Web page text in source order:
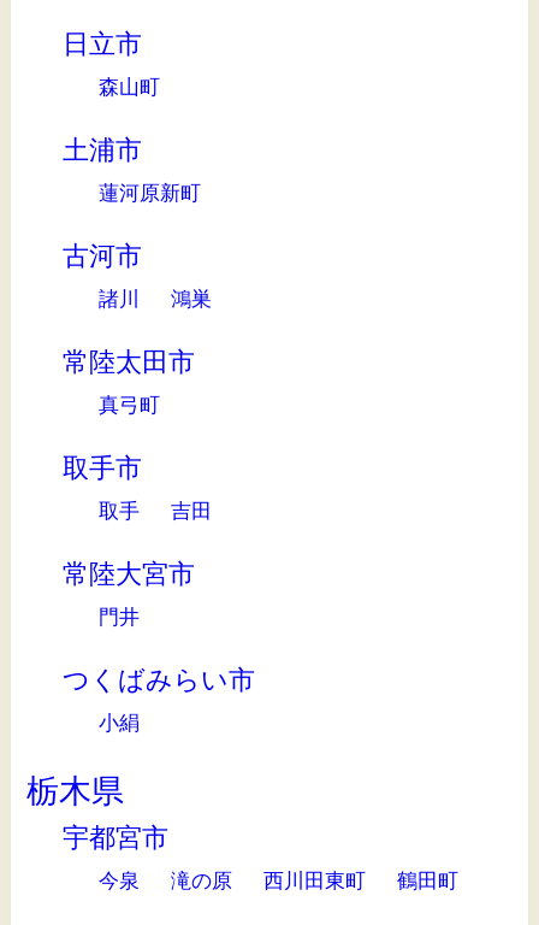
日立市
森山町
土浦市
蓮河原新町
古河市
諸川 鴻巣
常陸太田市
真弓町
取手市
取手 吉田
常陸大宮市
門井
つくばみらい市
小絹
栃木県
宇都宮市
今泉 滝の原 西川田東町 鶴田町